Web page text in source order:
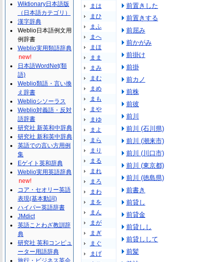
まは
まひ
まふ
まへ
まほ
まま
まみ
まむ
まめ
まも
まや
まゆ
まよ
まら
まり
まる
まれ
まろ
まわ
まを
まん
まが
まぎ
まぐ
まげ
前置きした
前置きする
前屈み
前かがみ
前掛け
前掛
前カノ
前株
前彼
前川
前川 (石川県)
前川 (潮来市)
前川 (川口市)
前川 (東京都)
前川 (徳島県)
前書き
前貸し
前貸金
前貸しし
前貸しして
前髪
Wiktionary日本語版
（日本語カテゴリ）
漢字辞典
Weblio日本語例文用
例辞書
Weblio実用類語辞典
new!
日本語WordNet(類
語)
Weblio類語・言い換
え辞書
Weblioシソーラス
Weblio対義語・反対
語辞書
研究社 新英和中辞典
研究社 新和英中辞典
英語での言い方用例
集
Eゲイト英和辞典
Weblio実用英語辞典
new!
コア・セオリー英語
表現(基本動詞)
ハイパー英語辞書
JMdict
英語ことわざ教訓辞
典
研究社 英和コンピュ
ーター用語辞典
旅行・ビジネス英会